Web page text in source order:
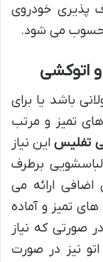
پذیری خودروی
می شود.
اتوکشی
باشد یا برای
تمیز و مرتب
تفلیساین نیاز
برطرف
ارائه می
های تمیز و آماده
صورتی که نیاز
نیز در صورت